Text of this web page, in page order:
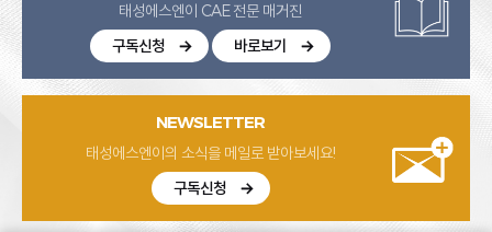
태성에스엔이 CAE 전문 매거진
구독신청
바로보기
NEWSLETTER
태성에스엔이의 소식을 메일로 받아보세요!
구독신청